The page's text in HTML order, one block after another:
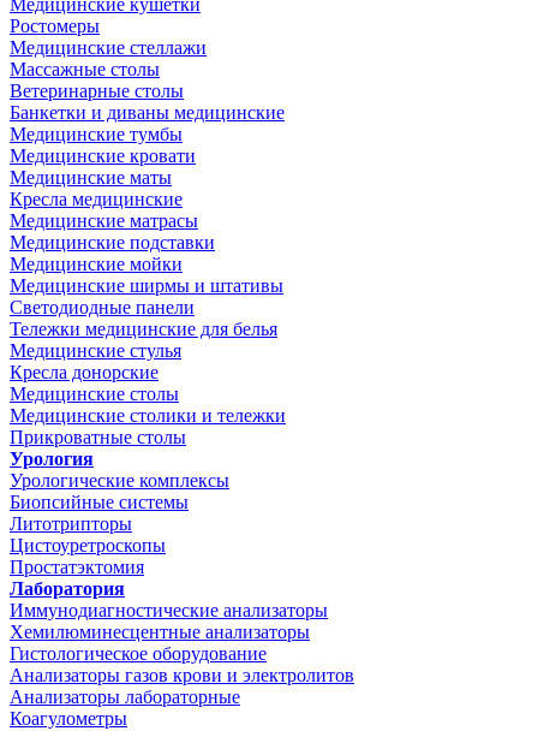
Медицинские кушетки
Ростомеры
Медицинские стеллажи
Массажные столы
Ветеринарные столы
Банкетки и диваны медицинские
Медицинские тумбы
Медицинские кровати
Медицинские маты
Кресла медицинские
Медицинские матрасы
Медицинские подставки
Медицинские мойки
Медицинские ширмы и штативы
Светодиодные панели
Тележки медицинские для белья
Медицинские стулья
Кресла донорские
Медицинские столы
Медицинские столики и тележки
Прикроватные столы
Урология
Урологические комплексы
Биопсийные системы
Литотрипторы
Цистоуретроскопы
Простатэктомия
Лаборатория
Иммунодиагностические анализаторы
Хемилюминесцентные анализаторы
Гистологическое оборудование
Анализаторы газов крови и электролитов
Анализаторы лабораторные
Коагулометры